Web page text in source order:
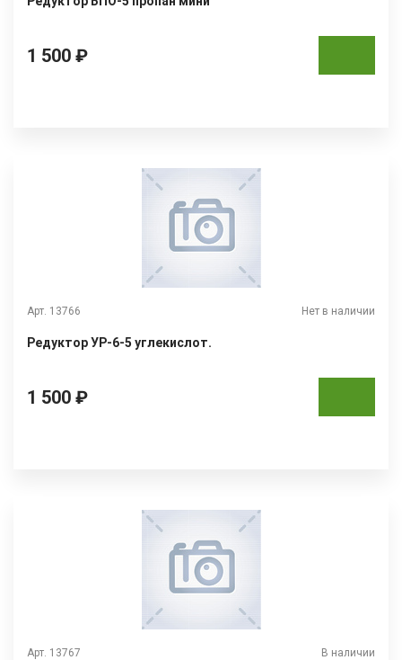
1 500 ₽
Арт. 13766 Нет в наличии
Редуктор УР-6-5 углекислот.
1 500 ₽
Арт. 13767 В наличии